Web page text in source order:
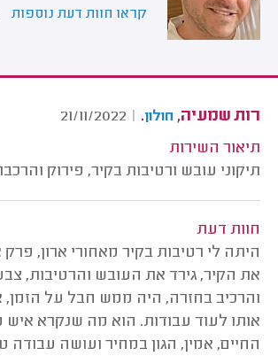
קראו חוות דעת נוספות
רות שמעיה, חולון.
|
21/11/2022
תיאור השירות
תיקוני עובש ורטיבות בקיר, פירוק
חוות דעת
היתה לי רטיבות בקיר מאחורי ארון, פרק
את הקיר, גירד את העובש והרטיבות,
והרכיב בחזרה, היה ממש חבל על
אותו לעוד עבודות. הוא מה שנקרא איש
החיים, אמין, הגון במחיר ועושה עבודה